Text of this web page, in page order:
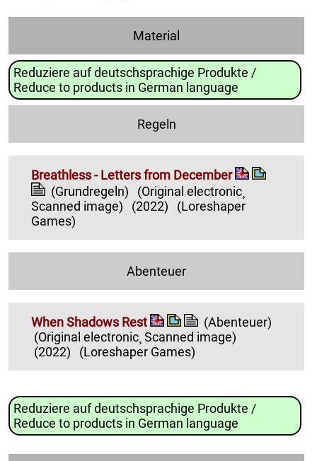
Material
Reduziere auf deutschsprachige Produkte /
Reduce to products in German language
Regeln
Breathless - Letters from December
(Grundregeln)
(Original electronic¸
Scanned image)
(2022)
(Loreshaper
Games)
Abenteuer
When Shadows Rest
(Abenteuer)
(Original electronic¸ Scanned image)
(2022)
(Loreshaper Games)
Reduziere auf deutschsprachige Produkte /
Reduce to products in German language